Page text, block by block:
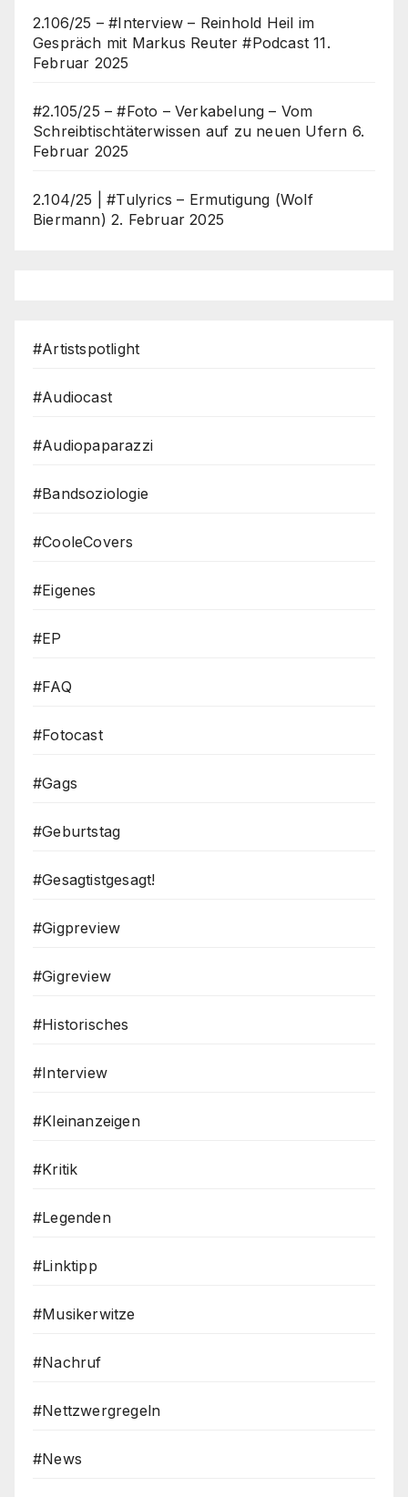
2.106/25 – #Interview – Reinhold Heil im
Gespräch mit Markus Reuter #Podcast 11.
Februar 2025
#2.105/25 – #Foto – Verkabelung – Vom
Schreibtischtäterwissen auf zu neuen Ufern 6.
Februar 2025
2.104/25 | #Tulyrics – Ermutigung (Wolf
Biermann) 2. Februar 2025
#Artistspotlight
#Audiocast
#Audiopaparazzi
#Bandsoziologie
#CooleCovers
#Eigenes
#EP
#FAQ
#Fotocast
#Gags
#Geburtstag
#Gesagtistgesagt!
#Gigpreview
#Gigreview
#Historisches
#Interview
#Kleinanzeigen
#Kritik
#Legenden
#Linktipp
#Musikerwitze
#Nachruf
#Nettzwergregeln
#News